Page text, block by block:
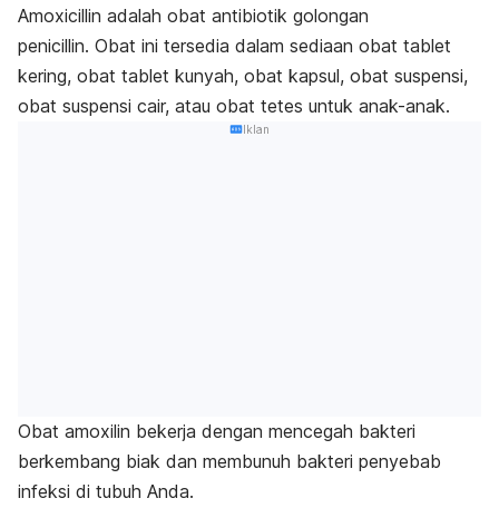
Amoxicillin adalah obat antibiotik golongan
penicillin. Obat ini tersedia dalam sediaan obat tablet
kering, obat tablet kunyah, obat kapsul, obat suspensi,
obat suspensi cair, atau obat tetes untuk anak-anak.
Iklan
Obat amoxilin bekerja dengan mencegah bakteri
berkembang biak dan membunuh bakteri penyebab
infeksi di tubuh Anda.